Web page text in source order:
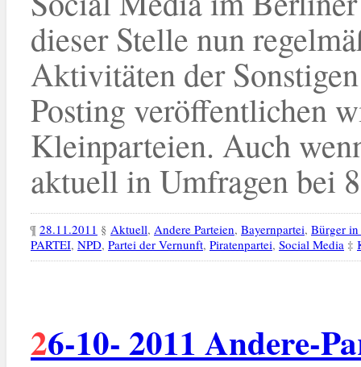
dieser Stelle nun
Aktivitäten der
Posting veröffentlichen
Kleinparteien. Auch
aktuell in Umfragen bei
¶ 28.11.2011 § Aktuell, Andere Parteien, Bayernpartei, Bürger
PARTEI, NPD, Partei der Vernunft, Piratenpartei, Social Media ‡
26-10- 2011 Andere-